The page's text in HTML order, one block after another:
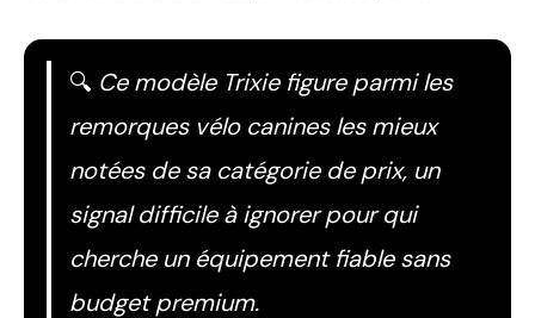
🔍 Ce modèle Trixie figure parmi les
remorques vélo canines les mieux
notées de sa catégorie de prix, un
signal difficile à ignorer pour qui
cherche un équipement fiable sans
budget premium.